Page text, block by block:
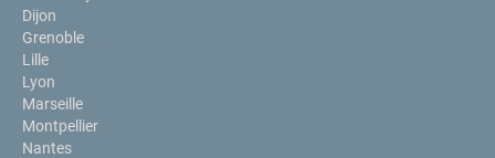
Dijon
Grenoble
Lille
Lyon
Marseille
Montpellier
Nantes